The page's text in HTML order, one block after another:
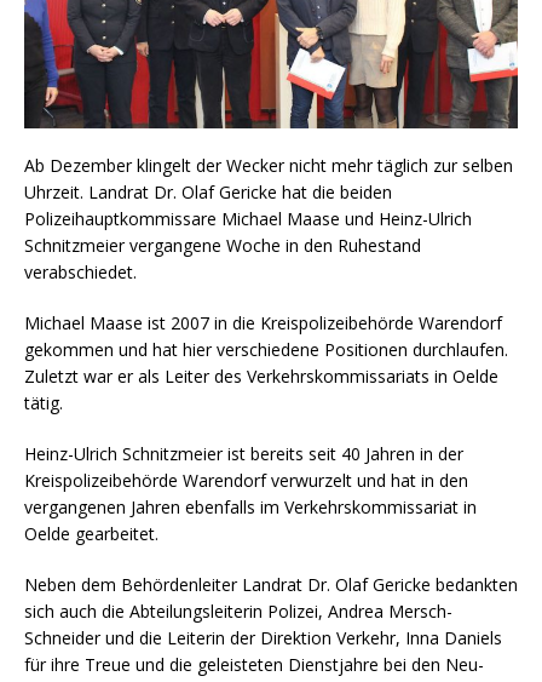
Ab Dezember klingelt der Wecker nicht mehr täglich zur selben
Uhrzeit. Landrat Dr. Olaf Gericke hat die beiden
Polizeihauptkommissare Michael Maase und Heinz-Ulrich
Schnitzmeier vergangene Woche in den Ruhestand
verabschiedet.
Michael Maase ist 2007 in die Kreispolizeibehörde Warendorf
gekommen und hat hier verschiedene Positionen durchlaufen.
Zuletzt war er als Leiter des Verkehrskommissariats in Oelde
tätig.
Heinz-Ulrich Schnitzmeier ist bereits seit 40 Jahren in der
Kreispolizeibehörde Warendorf verwurzelt und hat in den
vergangenen Jahren ebenfalls im Verkehrskommissariat in
Oelde gearbeitet.
Neben dem Behördenleiter Landrat Dr. Olaf Gericke bedankten
sich auch die Abteilungsleiterin Polizei, Andrea Mersch-
Schneider und die Leiterin der Direktion Verkehr, Inna Daniels
für ihre Treue und die geleisteten Dienstjahre bei den Neu-